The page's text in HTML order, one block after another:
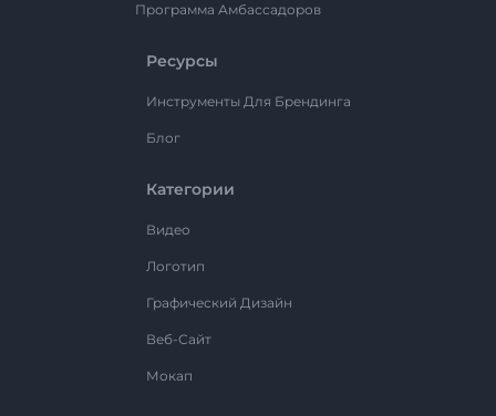
Программа Амбассадоров
Ресурсы
Инструменты Для Брендинга
Блог
Категории
Видео
Логотип
Графический Дизайн
Веб-Сайт
Мокап